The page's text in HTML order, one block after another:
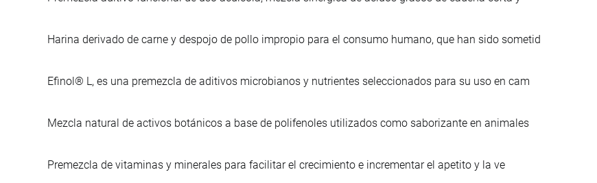
Harina derivado de carne y despojo de pollo impropio para el consumo humano, que han sido sometid
Efinol® L, es una premezcla de aditivos microbianos y nutrientes seleccionados para su uso en cam
Mezcla natural de activos botánicos a base de polifenoles utilizados como saborizante en animales
Premezcla de vitaminas y minerales para facilitar el crecimiento e incrementar el apetito y la ve